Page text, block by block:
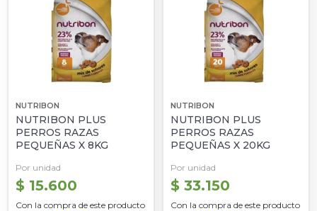
NUTRIBON
NUTRIBON PLUS
PERROS RAZAS
PEQUEÑAS X 8KG
Por unidad
$ 15.600
Con la compra de este producto
NUTRIBON
NUTRIBON PLUS
PERROS RAZAS
PEQUEÑAS X 20KG
Por unidad
$ 33.150
Con la compra de este producto